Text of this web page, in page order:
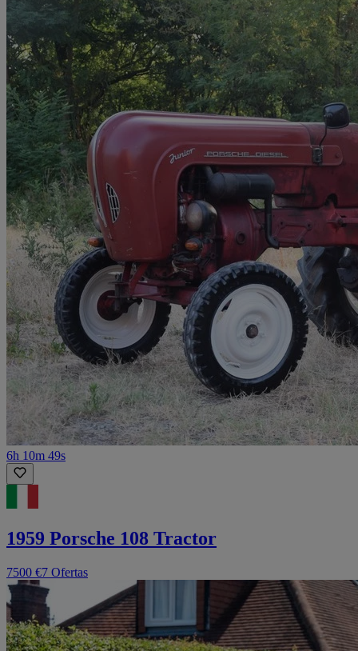
6h 10m 49s
1959 Porsche 108 Tractor
7500 €7 Ofertas